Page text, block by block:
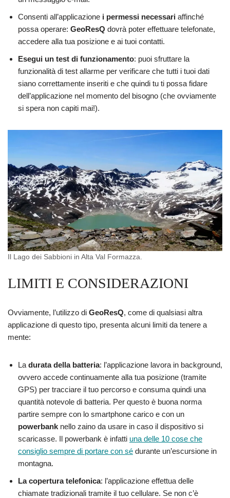
Consenti all’applicazione i permessi necessari affinché
possa operare: GeoResQ dovrà poter effettuare telefonate,
accedere alla tua posizione e ai tuoi contatti.
Esegui un test di funzionamento: puoi sfruttare la
funzionalità di test allarme per verificare che tutti i tuoi dati
siano correttamente inseriti e che quindi tu ti possa fidare
dell’applicazione nel momento del bisogno (che ovviamente
si spera non capiti mai!).
Il Lago dei Sabbioni in Alta Val Formazza.
LIMITI E CONSIDERAZIONI
Ovviamente, l’utilizzo di GeoResQ, come di qualsiasi altra
applicazione di questo tipo, presenta alcuni limiti da tenere a
mente:
La durata della batteria: l’applicazione lavora in background,
ovvero accede continuamente alla tua posizione (tramite
GPS) per tracciare il tuo percorso e consuma quindi una
quantità notevole di batteria. Per questo è buona norma
partire sempre con lo smartphone carico e con un
powerbank nello zaino da usare in caso il dispositivo si
scaricasse. Il powerbank è infatti una delle 10 cose che
consiglio sempre di portare con sé durante un’escursione in
montagna.
La copertura telefonica: l’applicazione effettua delle
chiamate tradizionali tramite il tuo cellulare. Se non c’è